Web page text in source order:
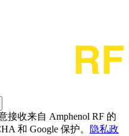
接收来自 Amphenol RF 的
和 Google 保护。
隐私政